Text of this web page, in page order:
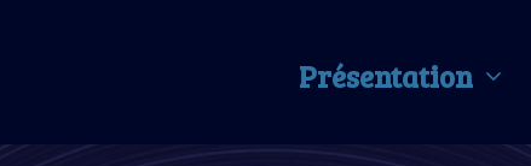
Présentation